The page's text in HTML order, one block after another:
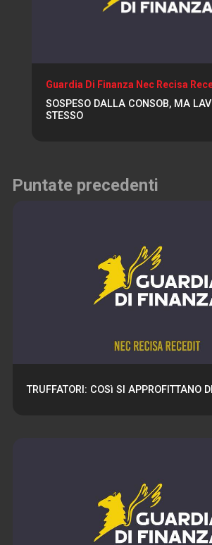
Guardia Di Finanza Nec Recisa
SOSPESO DALLA CONSOB, MA
STESSO
Puntate precedenti
TRUFFATORI: COSì SI APPROFITTANO